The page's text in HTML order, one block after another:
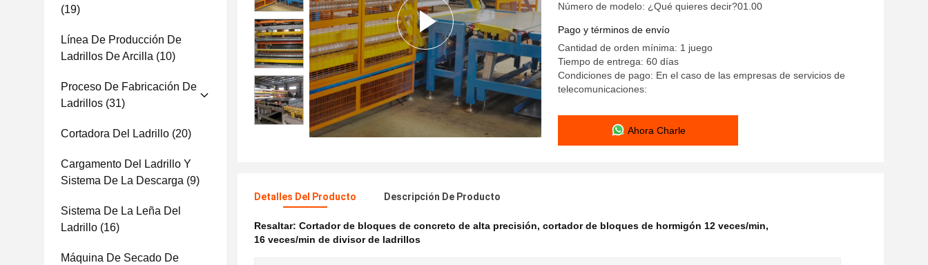
(19)
Línea De Producción De
Ladrillos De Arcilla (10)
Proceso De Fabricación De
Ladrillos (31)
Cortadora Del Ladrillo (20)
Cargamento Del Ladrillo Y
Sistema De La Descarga (9)
Sistema De La Leña Del
Ladrillo (16)
Máquina De Secado De
Número de modelo: ¿Qué quieres decir?01.00
Pago y términos de envío
Cantidad de orden mínima: 1 juego
Tiempo de entrega: 60 días
Condiciones de pago: En el caso de las empresas de servicios de
telecomunicaciones:
Ahora Charle
Detalles Del Producto Descripción De Producto
Resaltar: Cortador de bloques de concreto de alta precisión, cortador de bloques de hormigón 12 veces/min,
16 veces/min de divisor de ladrillos